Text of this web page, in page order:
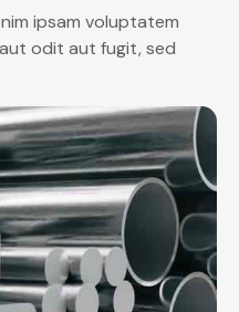
ipsam voluptatem
odit aut fugit, sed